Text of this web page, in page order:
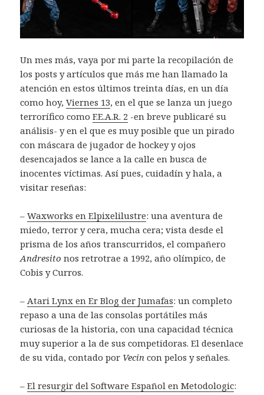
Un mes más, vaya por mi parte la recopilación de
los posts y artículos que más me han llamado la
atención en estos últimos treinta días, en un día
como hoy,Viernes 13, en el que se lanza un juego
terrorífico comoF.E.A.R. 2 -en breve publicaré su
análisis- y en el que es muy posible que un pirado
con máscara de jugador de hockey y ojos
desencajados se lance a la calle en busca de
inocentes víctimas. Así pues, cuidadín y hala, a
visitar reseñas:
–Waxworks en Elpixelilustre: una aventura de
miedo, terror y cera, mucha cera; vista desde el
prisma de los años transcurridos, el compañero
Andresito nos retrotrae a 1992, año olímpico, de
Cobis y Curros.
– Atari Lynx en Er Blog der Jumafas: un completo
repaso a una de las consolas portátiles más
curiosas de la historia, con una capacidad técnica
muy superior a la de sus competidoras. El desenlace
de su vida, contado por Vecin con pelos y señales.
–El resurgir del Software Español en Metodologic: